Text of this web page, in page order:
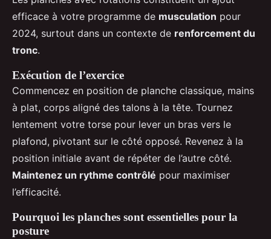
efficace à votre programme de musculation pour
2024, surtout dans un contexte de renforcement du
tronc.
Exécution de l’exercice
Commencez en position de planche classique, mains
à plat, corps aligné des talons à la tête. Tournez
lentement votre torse pour lever un bras vers le
plafond, pivotant sur le côté opposé. Revenez à la
position initiale avant de répéter de l’autre côté.
Maintenez un rythme contrôlé pour maximiser
l’efficacité.
Pourquoi les planches sont essentielles pour la
posture